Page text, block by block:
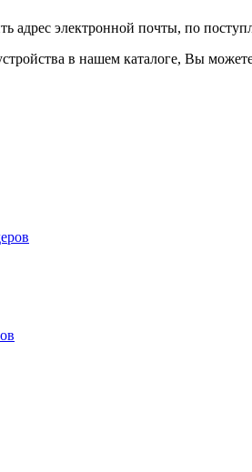
адрес электронной почты, по
в нашем каталоге, Вы можете